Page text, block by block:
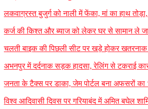
लकवाग्रस्त बुजुर्ग को नाली में फेंका, मां का हाथ तोड़ा,
कर्ज की किश्त और ब्याज को लेकर घर से सामान ले
चलती बाइक की पिछली सीट पर खड़े होकर खतरनाक
अभनपुर में दर्दनाक सड़क हादसा, रेलिंग से टकराई
जनता के टैक्स पर डाका, जेम पोर्टल बना अफसरों का
विश्व आदिवासी दिवस पर गरियाबंद में अमित बघेल